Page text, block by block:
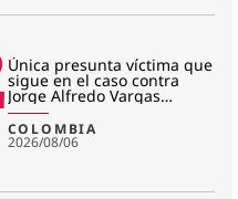
Única presunta víctima que
sigue en el caso contra
Jorge Alfredo Vargas
rompió el silencio: “No me r
COLOMBIA
2026/08/06